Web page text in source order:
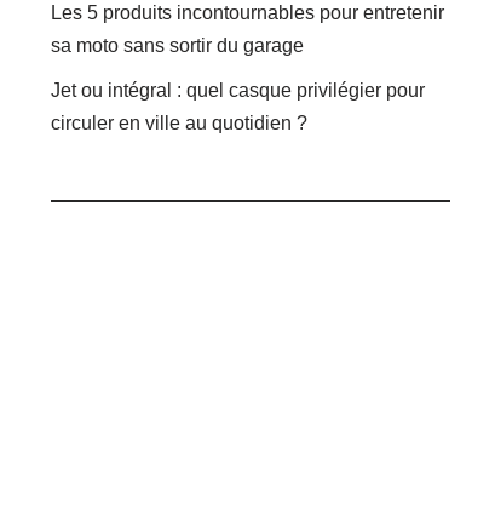
Les 5 produits incontournables pour entretenir
sa moto sans sortir du garage
Jet ou intégral : quel casque privilégier pour
circuler en ville au quotidien ?